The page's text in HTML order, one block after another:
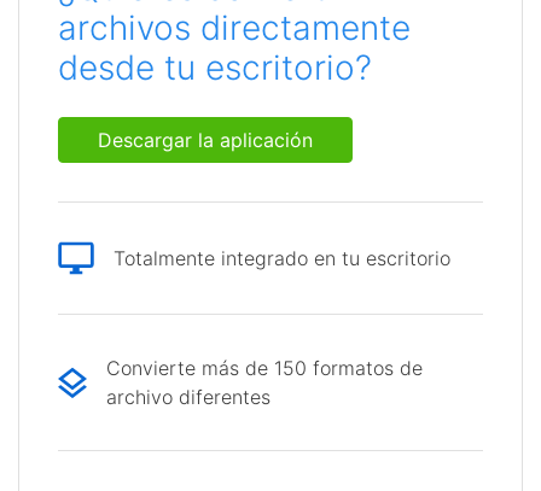
archivos directamente
desde tu escritorio?
Descargar la aplicación
Totalmente integrado en tu escritorio
Convierte más de 150 formatos de
archivo diferentes